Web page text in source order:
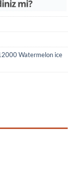
Watermelon ice